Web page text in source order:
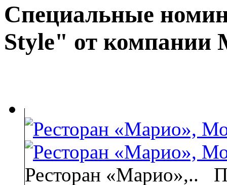
Специальные
Style" от компании
Ресторан «Марио»,..